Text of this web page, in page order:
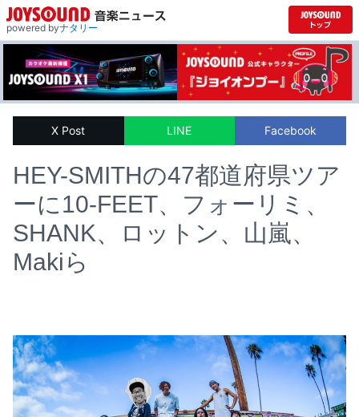
powered byナタリー
X Post LINE Facebook
HEY-SMITHの47都道府県ツア
ー​に10-FEET、フォーリミ、
SHANK、ロットン、山嵐、
Makiら